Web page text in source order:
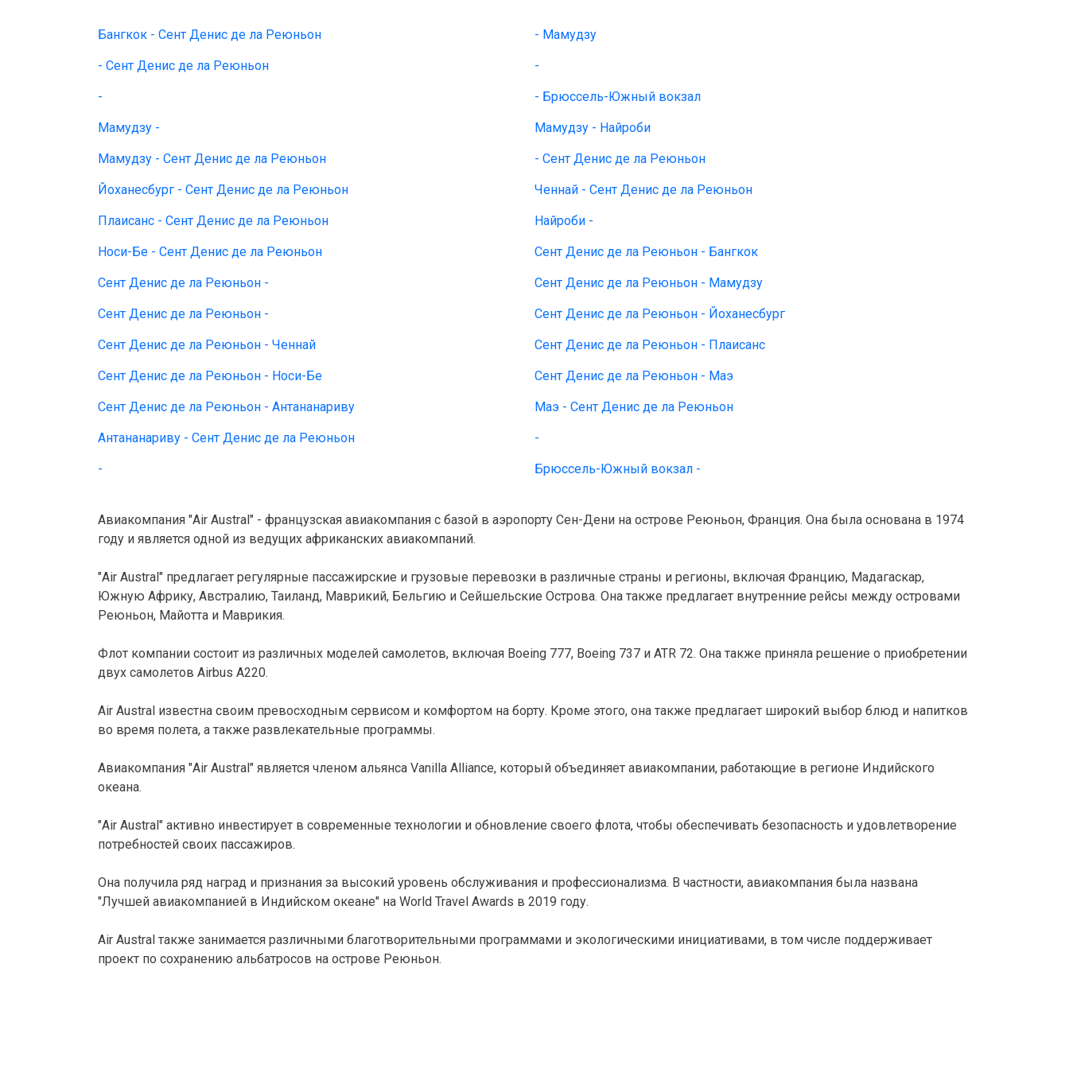
Бангкок - Сент Денис де ла Реюньон - Мамудзу
- Сент Денис де ла Реюньон -
- - Брюссель-Южный вокзал
Мамудзу - Мамудзу - Найроби
Мамудзу - Сент Денис де ла Реюньон - Сент Денис де ла Реюньон
Йоханесбург - Сент Денис де ла Реюньон Ченнай - Сент Денис де ла Реюньон
Плаисанс - Сент Денис де ла Реюньон Найроби -
Носи-Бе - Сент Денис де ла Реюньон Сент Денис де ла Реюньон - Бангкок
Сент Денис де ла Реюньон - Сент Денис де ла Реюньон - Мамудзу
Сент Денис де ла Реюньон - Сент Денис де ла Реюньон - Йоханесбург
Сент Денис де ла Реюньон - Ченнай Сент Денис де ла Реюньон - Плаисанс
Сент Денис де ла Реюньон - Носи-Бе Сент Денис де ла Реюньон - Маэ
Сент Денис де ла Реюньон - Антананариву Маэ - Сент Денис де ла Реюньон
Антананариву - Сент Денис де ла Реюньон -
- Брюссель-Южный вокзал -
Авиакомпания "Air Austral" - французская авиакомпания с базой в аэропорту Сен-Дени на острове Реюньон, Франция. Она была основана в 1974
году и является одной из ведущих африканских авиакомпаний.
"Air Austral" предлагает регулярные пассажирские и грузовые перевозки в различные страны и регионы, включая Францию, Мадагаскар,
Южную Африку, Австралию, Таиланд, Маврикий, Бельгию и Сейшельские Острова. Она также предлагает внутренние рейсы между островами
Реюньон, Майотта и Маврикия.
Флот компании состоит из различных моделей самолетов, включая Boeing 777, Boeing 737 и ATR 72. Она также приняла решение о приобретении
двух самолетов Airbus A220.
Air Austral известна своим превосходным сервисом и комфортом на борту. Кроме этого, она также предлагает широкий выбор блюд и напитков
во время полета, а также развлекательные программы.
Авиакомпания "Air Austral" является членом альянса Vanilla Alliance, который объединяет авиакомпании, работающие в регионе Индийского
океана.
"Air Austral" активно инвестирует в современные технологии и обновление своего флота, чтобы обеспечивать безопасность и удовлетворение
потребностей своих пассажиров.
Она получила ряд наград и признания за высокий уровень обслуживания и профессионализма. В частности, авиакомпания была названа
"Лучшей авиакомпанией в Индийском океане" на World Travel Awards в 2019 году.
Air Austral также занимается различными благотворительными программами и экологическими инициативами, в том числе поддерживает
проект по сохранению альбатросов на острове Реюньон.